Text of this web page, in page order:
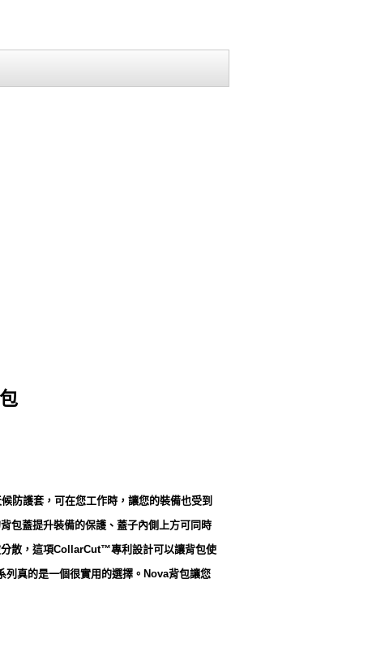
防護套，可在您工作時，讓您的裝備也受到
包蓋提升裝備的保護、蓋子內側上方可同時
散，這項CollarCut™專利設計可以讓背包使
列真的是一個很實用的選擇。Nova背包讓您